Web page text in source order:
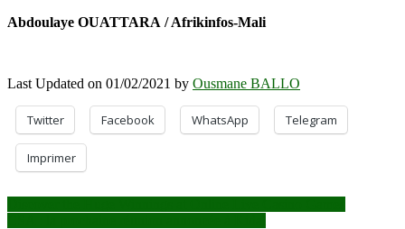
Abdoulaye OUATTARA / Afrikinfos-Mali
Last Updated on 01/02/2021 by Ousmane BALLO
Twitter Facebook WhatsApp Telegram
Imprimer
Navigation